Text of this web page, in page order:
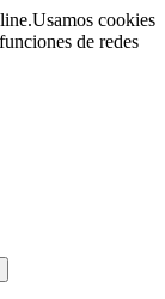
Usamos cookies
de redes